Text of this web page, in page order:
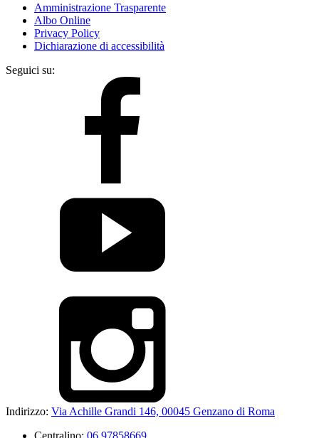
Amministrazione Trasparente
Albo Online
Privacy Policy
Dichiarazione di accessibilità
Seguici su:
Indirizzo: Via Achille Grandi 146, 00045 Genzano di Roma
Centralino: 06 97858669